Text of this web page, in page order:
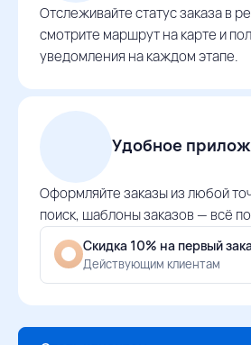
Отслеживайте статус заказа в
смотрите маршрут на карте и
уведомления на каждом этапе.
Удобное
Оформляйте заказы из любой
поиск, шаблоны заказов — всё
Скидка 10% на первый
Действующим клиентам